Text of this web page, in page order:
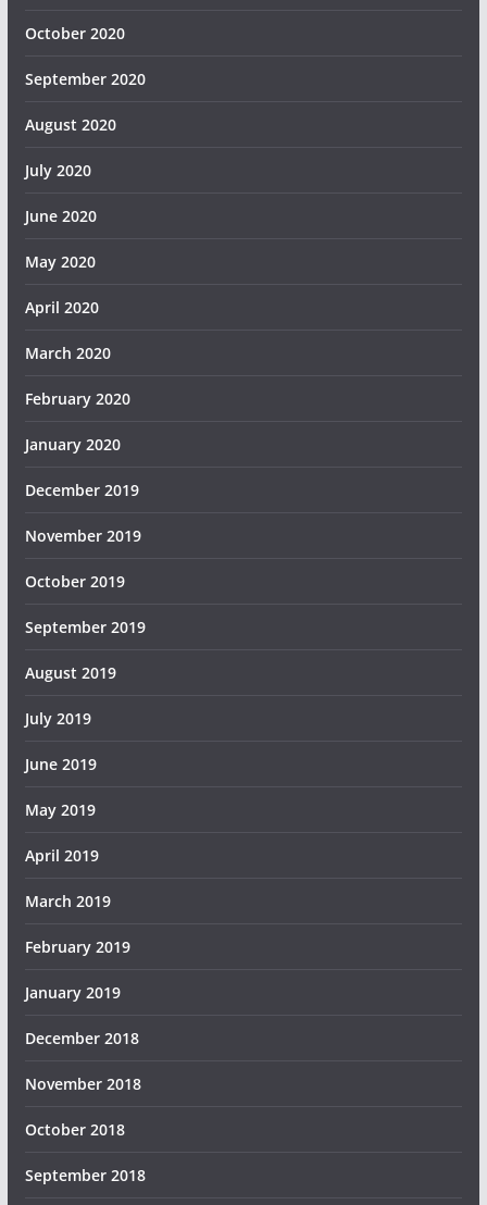
October 2020
September 2020
August 2020
July 2020
June 2020
May 2020
April 2020
March 2020
February 2020
January 2020
December 2019
November 2019
October 2019
September 2019
August 2019
July 2019
June 2019
May 2019
April 2019
March 2019
February 2019
January 2019
December 2018
November 2018
October 2018
September 2018